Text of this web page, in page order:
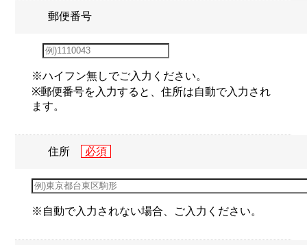
郵便番号
※ハイフン無しでご入力ください。
※郵便番号を入力すると、住所は自動で入力され
ます。
住所
※自動で入力されない場合、ご入力ください。